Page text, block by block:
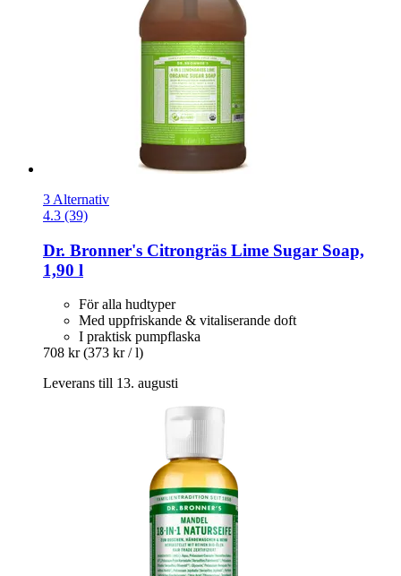
3 Alternativ
4.3 (39)
Dr. Bronner's Citrongräs Lime Sugar Soap,
1,90 l
För alla hudtyper
Med uppfriskande & vitaliserande doft
I praktisk pumpflaska
708 kr (373 kr / l)
Leverans till 13. augusti